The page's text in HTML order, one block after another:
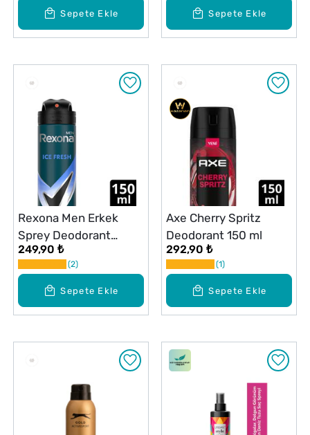
Sepete Ekle Sepete Ekle
Sepete Ekle
Rexona Men Erkek
Sprey Deodorant
Invisible Ice Fresh 72
Saat Kesintisiz Üstün
Koruma 150 ml
249,90 ₺
2
Sepete Ekle
Axe Cherry Spritz
Deodorant 150 ml
292,90 ₺
1